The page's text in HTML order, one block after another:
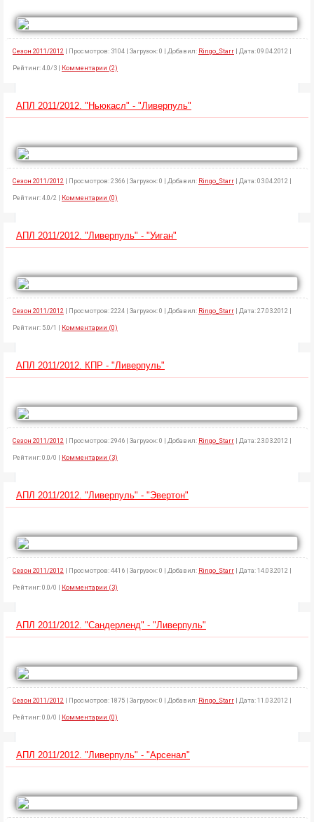
Сезон 2011/2012 | Просмотров: 3104 | Загрузок: 0 | Добавил: Ringo_Starr | Дата: 09.04.2012 |
Рейтинг: 4.0/3 | Комментарии (2)
АПЛ 2011/2012. "Ньюкасл" - "Ливерпуль"
Сезон 2011/2012 | Просмотров: 2366 | Загрузок: 0 | Добавил: Ringo_Starr | Дата: 03.04.2012 |
Рейтинг: 4.0/2 | Комментарии (0)
АПЛ 2011/2012. "Ливерпуль" - "Уиган"
Сезон 2011/2012 | Просмотров: 2224 | Загрузок: 0 | Добавил: Ringo_Starr | Дата: 27.03.2012 |
Рейтинг: 5.0/1 | Комментарии (0)
АПЛ 2011/2012. КПР - "Ливерпуль"
Сезон 2011/2012 | Просмотров: 2946 | Загрузок: 0 | Добавил: Ringo_Starr | Дата: 23.03.2012 |
Рейтинг: 0.0/0 | Комментарии (3)
АПЛ 2011/2012. "Ливерпуль" - "Эвертон"
Сезон 2011/2012 | Просмотров: 4416 | Загрузок: 0 | Добавил: Ringo_Starr | Дата: 14.03.2012 |
Рейтинг: 0.0/0 | Комментарии (3)
АПЛ 2011/2012. "Сандерленд" - "Ливерпуль"
Сезон 2011/2012 | Просмотров: 1875 | Загрузок: 0 | Добавил: Ringo_Starr | Дата: 11.03.2012 |
Рейтинг: 0.0/0 | Комментарии (0)
АПЛ 2011/2012. "Ливерпуль" - "Арсенал"